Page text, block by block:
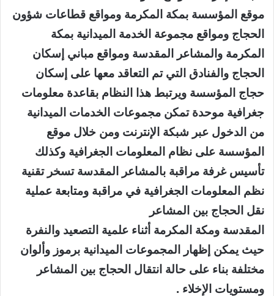
موقع المؤسسة بمكة المكرمة ومواقع قطاعات شؤون
الحجاج ومواقع مجموعة الخدمة الميدانية بمكة
المكرمة والمشاعر المقدسة ومواقع مباني إسكان
الحجاج والفنادق التي تم التعاقد معها على إسكان
حجاج المؤسسة ويرتبط هذا النظام بقاعدة معلومات
جغرافية موحدة تمكن مجموعات الخدمات الميدانية
من الدخول عبر شبكة الإنترنت ومن خلال موقع
المؤسسة على نظام المعلومات الجغرافية وكذلك
تأسيس غرفة مراقبة بالمشاعر المقدسة تسخر تقنية
نظم المعلومات الجغرافية في مراقبة ومتابعة عملية
نقل الحجاج بين المشاعر
المقدسة ومكة المكرمة أثناء علمية التصعيد والنفرة
حيث يمكن إظهار المجموعات الميدانية برموز وألوان
مختلفة بناء على حالة انتقال الحجاج بين المشاعر
ومستويات الإخلاء .